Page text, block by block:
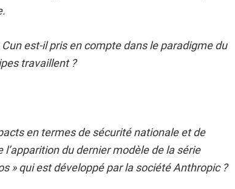
est-il pris en compte dans le paradigme du
travaillent ?
en termes de sécurité nationale et de
du dernier modèle de la série
» qui est développé par la société Anthropic ?